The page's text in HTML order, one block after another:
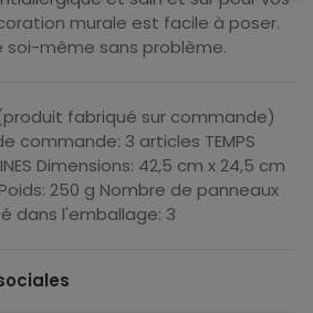
murale est facile à poser.
soi-même sans problème.
fabriqué sur commande)
commande: 3 articles TEMPS
Dimensions: 42,5 cm x 24,5 cm
250 g Nombre de panneaux
dans l'emballage: 3